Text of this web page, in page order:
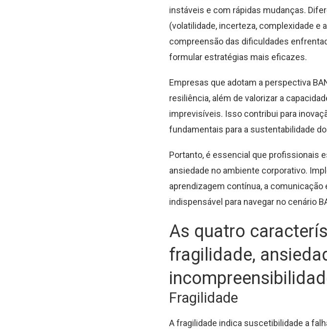
instáveis e com rápidas mudanças.
(volatilidade, incerteza, complexidade e
compreensão das dificuldades
formular estratégias mais eficazes.
Empresas que adotam a perspectiva
resiliência, além de valorizar a
imprevisíveis. Isso contribui para
fundamentais para a sustentabilidade
Portanto, é essencial que profissionais
ansiedade no ambiente corporativo.
aprendizagem contínua, a
indispensável para navegar no cenário
As quatro
fragilidade,
Fragilidade
A fragilidade indica suscetibilidade a